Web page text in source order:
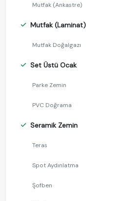
Mutfak (Ankastre)
Mutfak (Laminat)
Mutfak Doğalgazı
Set Üstü Ocak
Parke Zemin
PVC Doğrama
Seramik Zemin
Teras
Spot Aydınlatma
Şofben